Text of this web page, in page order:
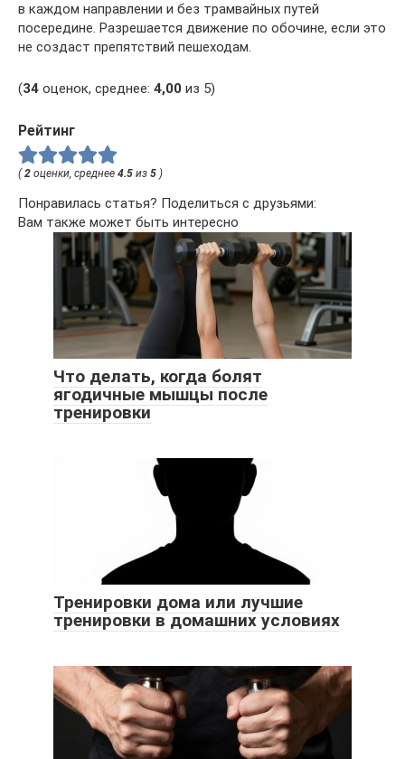
в каждом направлении и без трамвайных путей
посередине. Разрешается движение по обочине, если это
не создаст препятствий пешеходам.
(34 оценок, среднее: 4,00 из 5)
Рейтинг
( 2 оценки, среднее 4.5 из 5 )
Понравилась статья? Поделиться с друзьями:
Вам также может быть интересно
Что делать, когда болят
ягодичные мышцы после
тренировки
Тренировки дома или лучшие
тренировки в домашних условиях